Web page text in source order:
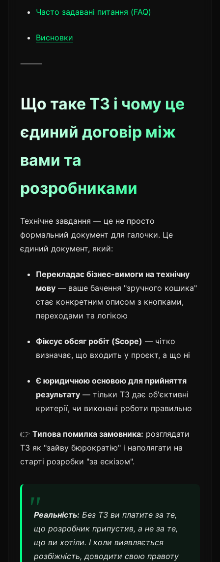
Часто задавані питання (FAQ)
Висновки
⸻
Що таке ТЗ і чому це
єдиний договір між
вами та
розробниками
Технічне завдання — це не просто
формальний документ для галочки. Це
єдиний документ, який:
Перекладає бізнес-вимоги на технічну
мову — ваше бачення "зручного кошика"
стає конкретним описом з кнопками,
переходами та логікою
Фіксує обсяг робіт (Scope) — чітко
визначає, що входить у проєкт, а що ні
Є юридичною основою для прийняття
результату — тільки ТЗ дає об'єктивні
критерії, чи виконані роботи правильно
👉 Типова помилка замовника: розглядати
ТЗ як "зайву бюрократію" і наполягати на
старті розробки "за ескізом".
Реальність: Без ТЗ ви платите за те,
що розробник припустив, а не за те,
що ви хотіли. І коли виявляється
розбіжність, доводити свою правоту